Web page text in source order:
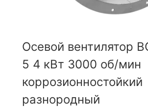
Осевой вентилятор
5 4 кВт 3000 об/мин
коррозионностойкий
разнородный